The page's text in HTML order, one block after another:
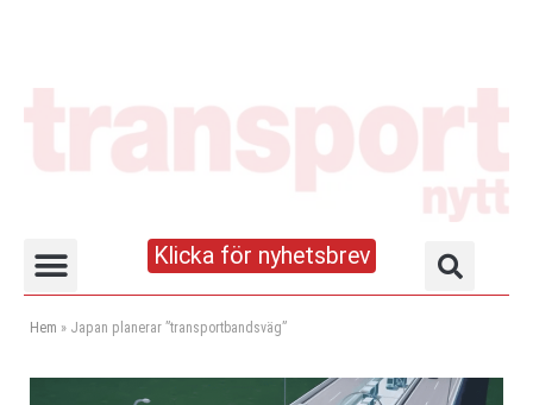
Klicka för nyhetsbrev
Hem » Japan planerar ”transportbandsväg”